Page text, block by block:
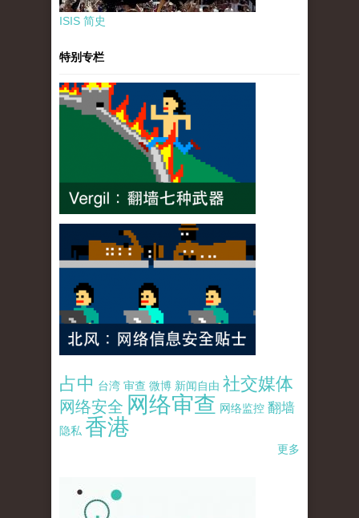
ISIS 简史
特别专栏
占中 台湾 审查 微博 新闻自由 社交媒体
网络安全 网络审查 网络监控 翻墙
隐私 香港
更多
pao-pao-banner-mirror-site-120814.jpg